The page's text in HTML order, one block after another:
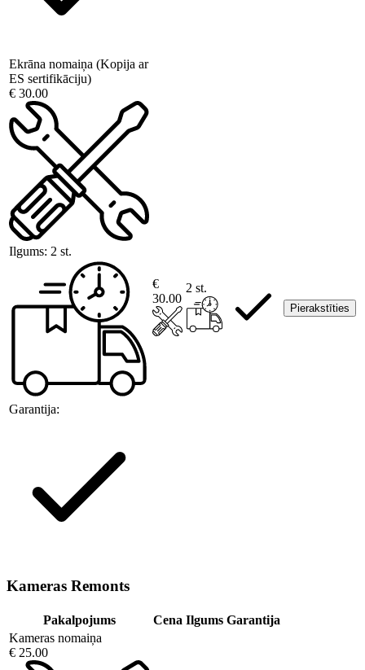
Ekrāna nomaiņa (Kopija ar
ES sertifikāciju)
€ 30.00
Ilgums: 2 st.
Garantija:
€
30.00
2 st.
Pierakstīties
Kameras Remonts
Pakalpojums Cena Ilgums Garantija
Kameras nomaiņa
€ 25.00